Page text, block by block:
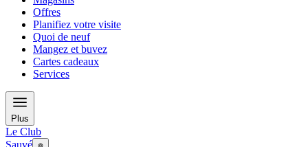
Offres
Planifiez votre visite
Quoi de neuf
Mangez et buvez
Cartes cadeaux
Services
Plus
Le Club
Sauvé